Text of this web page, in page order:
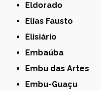
Eldorado
Elias Fausto
Elisiário
Embaúba
Embu das Artes
Embu-Guaçu